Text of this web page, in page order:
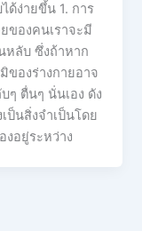
ง่ายขึ้น 1. การ
ของคนเราจะมี
ลับ ซึ่งถ้าหาก
องร่างกายอาจ
ตื่นๆ นั่นเอง ดัง
นสิ่งจำเป็นโดย
อยู่ระหว่าง